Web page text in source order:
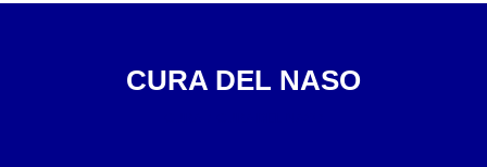
CURA DEL NASO